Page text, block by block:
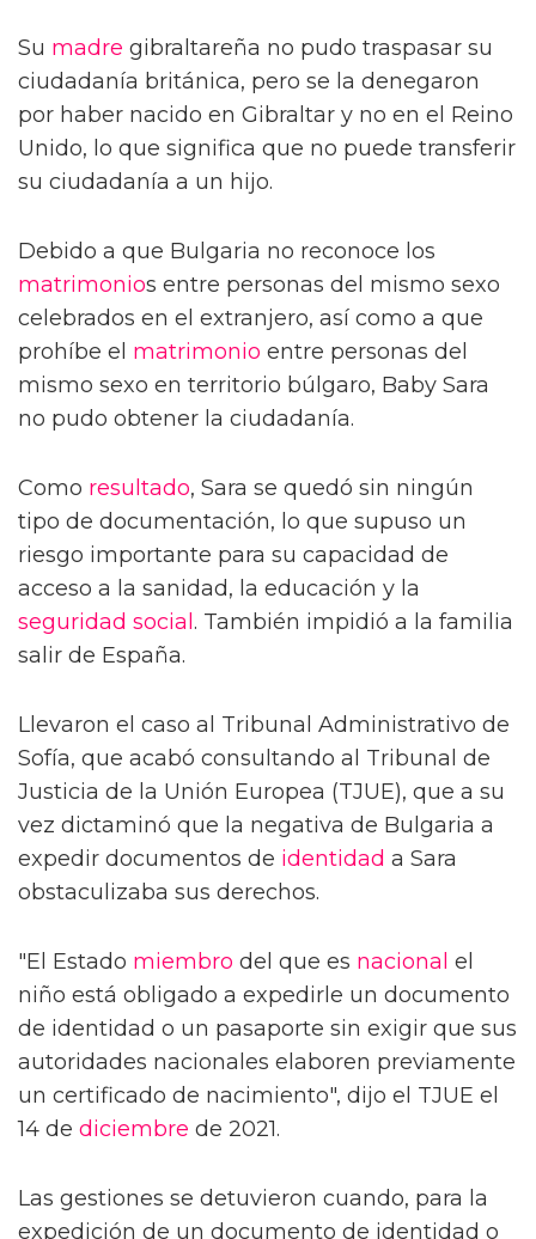
Su madre gibraltareña no pudo traspasar su
ciudadanía británica, pero se la denegaron
por haber nacido en Gibraltar y no en el Reino
Unido, lo que significa que no puede transferir
su ciudadanía a un hijo.
Debido a que Bulgaria no reconoce los
matrimonios entre personas del mismo sexo
celebrados en el extranjero, así como a que
prohíbe el matrimonio entre personas del
mismo sexo en territorio búlgaro, Baby Sara
no pudo obtener la ciudadanía.
Como resultado, Sara se quedó sin ningún
tipo de documentación, lo que supuso un
riesgo importante para su capacidad de
acceso a la sanidad, la educación y la
seguridad social . También impidió a la familia
salir de España.
Llevaron el caso al Tribunal Administrativo de
Sofía, que acabó consultando al Tribunal de
Justicia de la Unión Europea (TJUE), que a su
vez dictaminó que la negativa de Bulgaria a
expedir documentos de identidad a Sara
obstaculizaba sus derechos.
"El Estado miembro del que es nacional el
niño está obligado a expedirle un documento
de identidad o un pasaporte sin exigir que sus
autoridades nacionales elaboren previamente
un certificado de nacimiento", dijo el TJUE el
14 de diciembre de 2021.
Las gestiones se detuvieron cuando, para la
expedición de un documento de identidad o